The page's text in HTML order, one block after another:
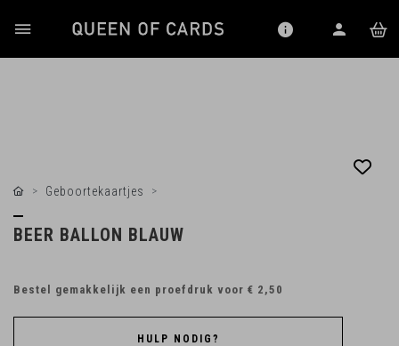
Geboortekaartjes
BEER BALLON BLAUW
Bestel gemakkelijk een proefdruk voor € 2,50
HULP NODIG?